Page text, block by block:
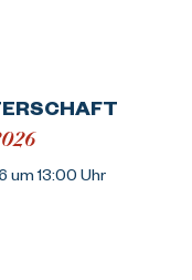
um 13:00 Uhr